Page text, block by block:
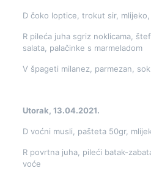
D čoko loptice, trokut sir, mlijeko,
R pileća juha sgriz noklicama,
salata, palačinke s marmeladom
V špageti milanez, parmezan, sok
Utorak, 13.04.2021.
D voćni musli, pašteta 50gr,
R povrtna juha, pileći batak-
voće